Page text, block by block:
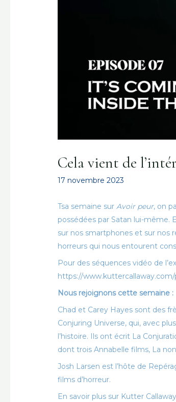
Cela vient de
17 novembre 2023
Tsa semaine surAvoir peur, on
possédées par Satan lui-même.
sur nos smartphones et sur nos
horreurs qui nous entourent
Pour des séquences vidéo de
https://
Nous rejoignons cette semaine :
Chad et Carey Hayes sont des
Conjuring Universe, qui, avec
l’histoire. Ils ont écrit La
dont troisAnnabelle films, La
Josh Larsen est l’hôte de
films d’horreur.
En savoir plus sur Kutter